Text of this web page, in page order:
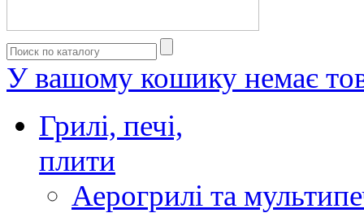
У вашому кошику немає
Грилі, печі,
плити
Аерогрилі та